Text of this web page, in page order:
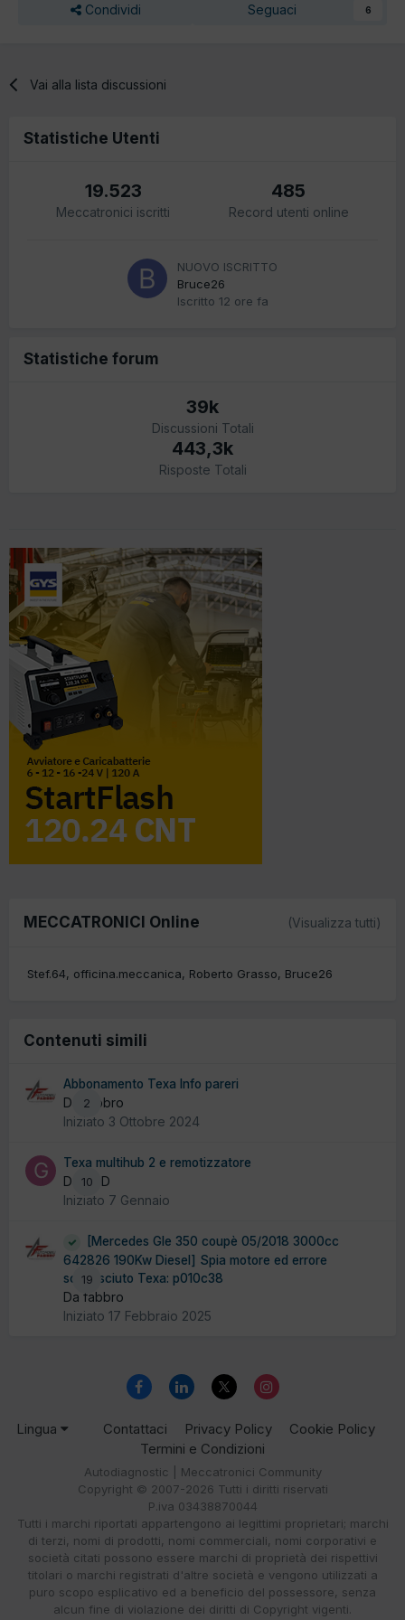
Condividi Seguaci 6
Vai alla lista discussioni
Statistiche Utenti
19.523
Meccatronici iscritti
485
Record utenti online
NUOVO ISCRITTO
Bruce26
Iscritto 12 ore fa
Statistiche forum
39k
Discussioni Totali
443,3k
Risposte Totali
MECCATRONICI Online (Visualizza tutti)
Stef.64 officina.meccanica Roberto Grasso Bruce26
Contenuti simili
2
Abbonamento Texa Info pareri
Da fabbro
Iniziato 3 Ottobre 2024
10
Texa multihub 2 e remotizzatore
Da GTD
Iniziato 7 Gennaio
19
[Mercedes Gle 350 coupè 05/2018 3000cc
642826 190Kw Diesel] Spia motore ed errore
sconosciuto Texa: p010c38
Da fabbro
Iniziato 17 Febbraio 2025
Lingua Contattaci Privacy Policy
Cookie Policy
Termini e Condizioni
Autodiagnostic | Meccatronici Community
Copyright © 2007-2026 Tutti i diritti riservati
P.iva 03438870044
Tutti i marchi riportati appartengono ai legittimi proprietari; marchi
di terzi, nomi di prodotti, nomi commerciali, nomi corporativi e
società citati possono essere marchi di proprietà dei rispettivi
titolari o marchi registrati d'altre società e vengono utilizzati a
puro scopo esplicativo ed a beneficio del possessore, senza
alcun fine di violazione dei diritti di Copyright vigenti.